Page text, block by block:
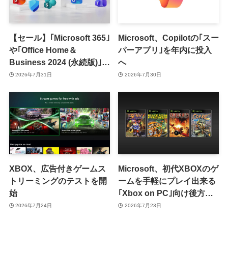
【セール】｢Microsoft 365｣
や｢Office Home＆
Business 2024 (永続版)｣が
｢Amazon暮らし応援サマ
2026年7月31日
Microsoft、Copilotの｢スー
パーアプリ｣を年内に投入
へ
2026年7月30日
XBOX、広告付きゲームス
トリーミングのテストを開
始
2026年7月24日
Microsoft、初代XBOXのゲ
ームを手軽にプレイ出来る
｢Xbox on PC｣向け後方互
換性機能を発表
2026年7月23日